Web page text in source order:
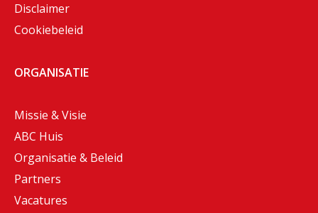
Disclaimer
Cookiebeleid
ORGANISATIE
Missie & Visie
ABC Huis
Organisatie & Beleid
Partners
Vacatures